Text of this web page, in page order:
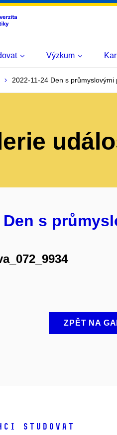
Výzkum
2022-11-24 Den s průmyslovými
Den s
ZPĚT NA
STUDOVAT